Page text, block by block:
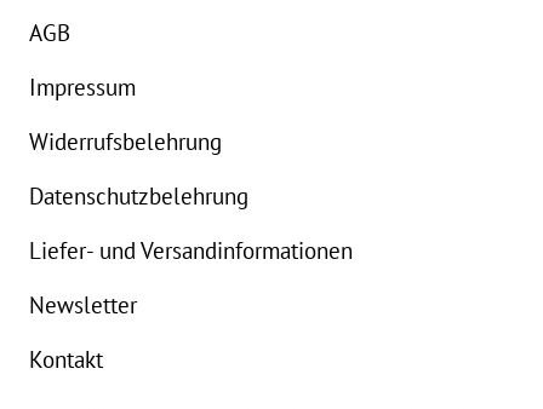
AGB
Impressum
Widerrufsbelehrung
Datenschutzbelehrung
Liefer- und Versandinformationen
Newsletter
Kontakt